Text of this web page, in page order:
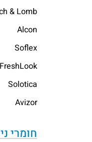
& Lomb
Alcon
Soflex
FreshLook
Solotica
Avizor
חומרי